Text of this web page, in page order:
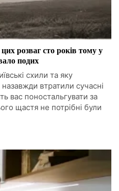
розваг сто років тому у
подих
схили та яку
втратили сучасні
вас поностальгувати за
щастя не потрібні були